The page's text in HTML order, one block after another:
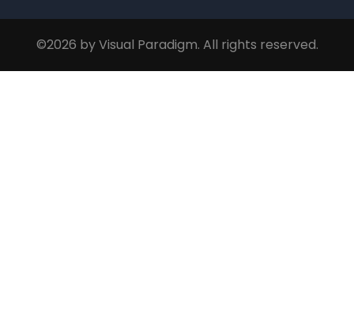
©2026 by Visual Paradigm. All rights reserved.